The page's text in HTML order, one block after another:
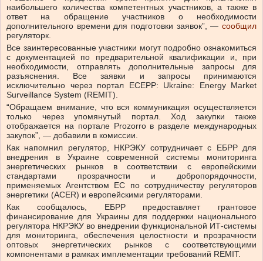
наибольшего количества компетентных участников, а также в
ответ на обращение участников о необходимости
дополнительного времени для подготовки заявок”, — сообщил
регуляторк.
Все заинтересованные участники могут подробно ознакомиться
с документацией по предварительной квалификации и, при
необходимости, отправлять дополнительные запросы для
разъяснения. Все заявки и запросы принимаются
исключительно через портал ECEPP: Ukraine: Energy Market
Surveillance System (REMIT).
“Обращаем внимание, что вся коммуникация осуществляется
только через упомянутый портал. Ход закупки также
отображается на портале Prozorro в разделе международных
закупок”, — добавили в комиссии.
Как напомнил регулятор, НКРЭКУ сотрудничает с ЕБРР для
внедрения в Украине современной системы мониторинга
энергетических рынков в соответствии с европейскими
стандартами прозрачности и добропорядочности,
применяемых Агентством ЕС по сотрудничеству регуляторов
энергетики (ACER) и европейскими регуляторами.
Как сообщалось, ЕБРР предоставляет грантовое
финансирование для Украины для поддержки национального
регулятора НКРЭКУ во внедрении функциональной ИТ-системы
для мониторинга, обеспечения целостности и прозрачности
оптовых энергетических рынков с соответствующими
компонентами в рамках имплементации требований REMIT.